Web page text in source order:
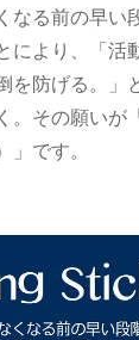
なる前の早い
により、「活
を防げる。」
。その願いが
」です。